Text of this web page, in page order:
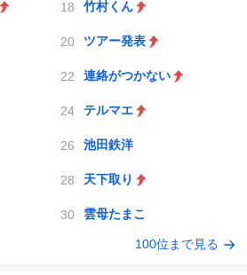
竹村くん
ツアー発表
連絡がつかない
テルマエ
池田鉄洋
天下取り
雲母たまこ
100位まで見る